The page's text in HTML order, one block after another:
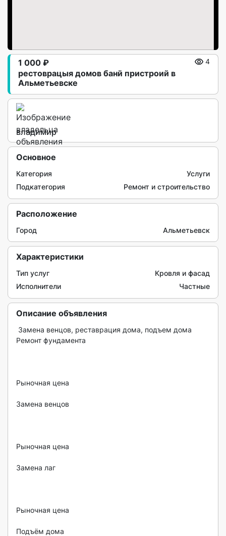
рестоврацыя домов банй пристроий в
Альметьевске
1 000 ₽ 4
владимир
Основное
Категория
Услуги
Подкатегория
Ремонт и строительство
Расположение
Город Альметьевск
Характеристики
Тип услуг
Кровля и фасад
Исполнители
Частные
Описание объявления
Ремонт фундамента
Рыночная цена
Замена венцов
Рыночная цена
Замена лаг
Рыночная цена
Подъём дома